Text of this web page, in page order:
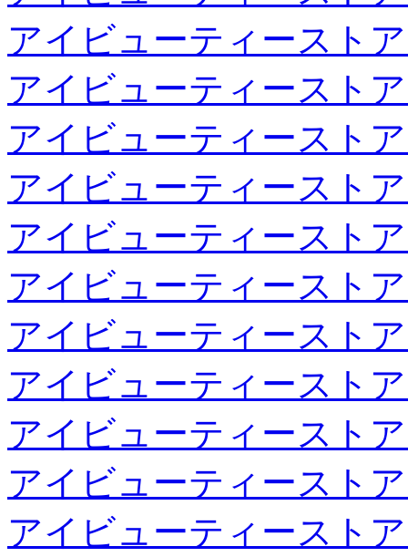
アイビューティースト
アイビューティースト
アイビューティースト
アイビューティースト
アイビューティースト
アイビューティースト
アイビューティースト
アイビューティースト
アイビューティースト
アイビューティースト
アイビューティースト